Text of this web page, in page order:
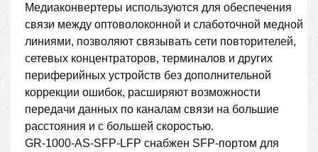
Медиаконвертеры используются для обеспечения
связи между оптоволоконной и слаботочной медной
линиями, позволяют связывать сети повторителей,
сетевых концентраторов, терминалов и других
периферийных устройств без дополнительной
коррекции ошибок, расширяют возможности
передачи данных по каналам связи на большие
расстояния и с большей скоростью.
GR-1000-AS-SFP-LFP снабжен SFP-портом для